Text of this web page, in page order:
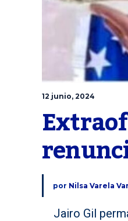
12 junio, 2024
por Nilsa Varela
Jairo Gil